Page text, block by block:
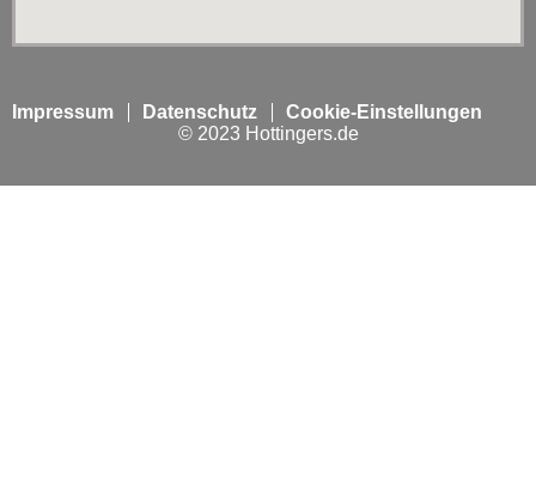
Impressum Datenschutz
Cookie-Einstellungen
© 2023 Hottingers.de